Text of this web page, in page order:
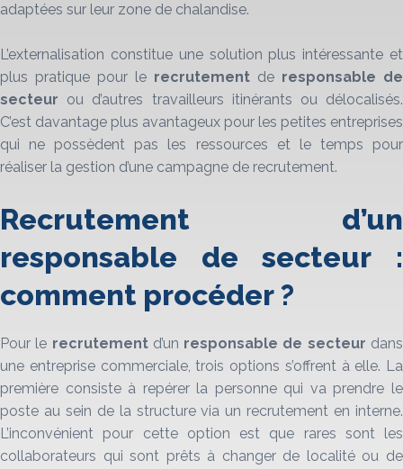
adaptées sur leur zone de chalandise.
L’externalisation constitue une solution plus intéressante et
plus pratique pour le recrutement de responsable de
secteur ou d’autres travailleurs itinérants ou délocalisés.
C’est davantage plus avantageux pour les petites entreprises
qui ne possèdent pas les ressources et le temps pour
réaliser la gestion d’une campagne de recrutement.
Recrutement d’un
responsable de secteur :
comment procéder ?
Pour le recrutement d’un responsable de secteur dans
une entreprise commerciale, trois options s’offrent à elle. La
première consiste à repérer la personne qui va prendre le
poste au sein de la structure via un recrutement en interne.
L’inconvénient pour cette option est que rares sont les
collaborateurs qui sont prêts à changer de localité ou de